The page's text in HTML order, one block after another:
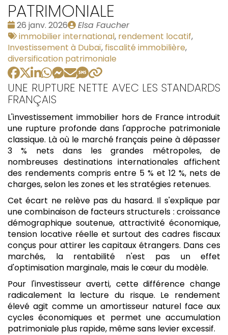
PATRIMONIALE
Date
:
26 janv. 2026
Publié
par
Elsa Faucher
Tags
:
immobilier international, rendement locatif,
Investissement à Dubaï, fiscalité immobilière,
diversification patrimoniale
UNE RUPTURE NETTE AVEC LES STANDARDS
FRANÇAIS
L'investissement immobilier hors de France introduit
une rupture profonde dans l'approche patrimoniale
classique. Là où le marché français peine à dépasser
3 % nets dans les grandes métropoles, de
nombreuses destinations internationales affichent
des rendements compris entre 5 % et 12 %, nets de
charges, selon les zones et les stratégies retenues.
Cet écart ne relève pas du hasard. Il s'explique par
une combinaison de facteurs structurels : croissance
démographique soutenue, attractivité économique,
tension locative réelle et surtout des cadres fiscaux
conçus pour attirer les capitaux étrangers. Dans ces
marchés, la rentabilité n'est pas un effet
d'optimisation marginale, mais le cœur du modèle.
Pour l'investisseur averti, cette différence change
radicalement la lecture du risque. Le rendement
élevé agit comme un amortisseur naturel face aux
cycles économiques et permet une accumulation
patrimoniale plus rapide, même sans levier excessif.